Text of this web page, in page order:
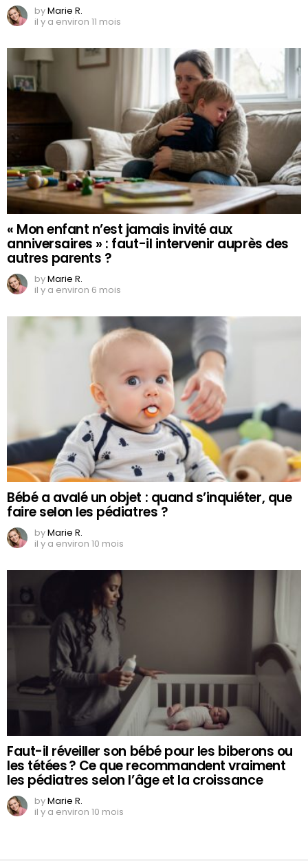
byMarie R.
il y a environ 11 mois
« Mon enfant n’est jamais invité aux
anniversaires » : faut-il intervenir auprès des
autres parents ?
byMarie R.
il y a environ 6 mois
Bébé a avalé un objet : quand s’inquiéter, que
faire selon les pédiatres ?
byMarie R.
il y a environ 10 mois
Faut-il réveiller son bébé pour les biberons ou
les tétées ? Ce que recommandent vraiment
les pédiatres selon l’âge et la croissance
byMarie R.
il y a environ 10 mois